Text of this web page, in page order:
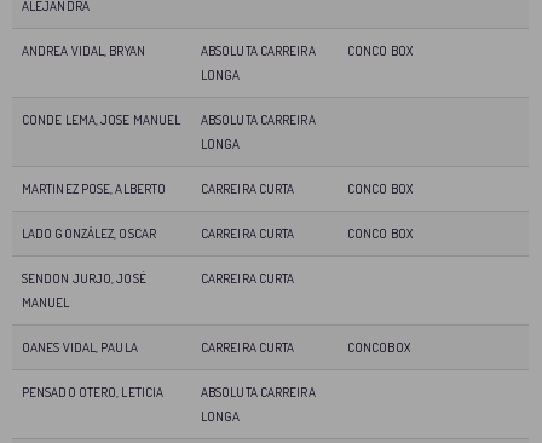
ALEJANDRA
ANDREA VIDAL, BRYAN
ABSOLUTA CARREIRA
LONGA
CONCO BOX
CONDE LEMA, JOSE MANUEL
ABSOLUTA CARREIRA
LONGA
MARTINEZ POSE, ALBERTO CARREIRA CURTA CONCO BOX
LADO GONZÁLEZ, OSCAR CARREIRA CURTA CONCO BOX
SENDON JURJO, JOSÉ
MANUEL
CARREIRA CURTA
OANES VIDAL, PAULA CARREIRA CURTA CONCOBOX
PENSADO OTERO, LETICIA
ABSOLUTA CARREIRA
LONGA